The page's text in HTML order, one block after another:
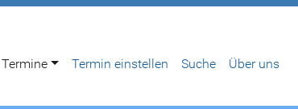
Termine Termin einstellen Suche Über uns